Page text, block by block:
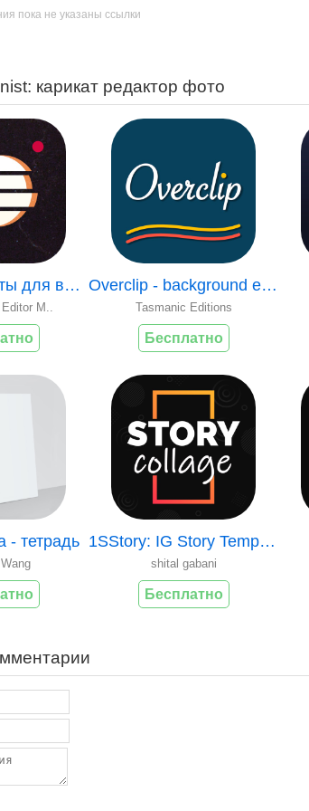
пока не указаны ссылки
карикат редактор фото
Ретро эффекты для видео и фото
M..
Overclip - background eraser
Tasmanic Editions
Бесплатно
- тетрадь 1SStory: IG Story Templates
shital gabani
Бесплатно